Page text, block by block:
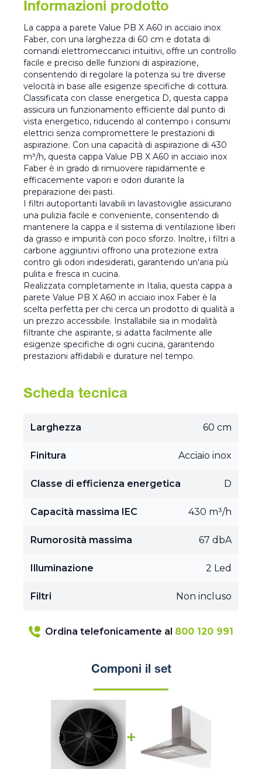
Informazioni prodotto
La cappa a parete Value PB X A60 in acciaio inox
Faber, con una larghezza di 60 cm e dotata di
comandi elettromeccanici intuitivi, offre un controllo
facile e preciso delle funzioni di aspirazione,
consentendo di regolare la potenza su tre diverse
velocità in base alle esigenze specifiche di cottura.
Classificata con classe energetica D, questa cappa
assicura un funzionamento efficiente dal punto di
vista energetico, riducendo al contempo i consumi
elettrici senza compromettere le prestazioni di
aspirazione. Con una capacità di aspirazione di 430
m³/h, questa cappa Value PB X A60 in acciaio inox
Faber è in grado di rimuovere rapidamente e
efficacemente vapori e odori durante la
preparazione dei pasti.
I filtri autoportanti lavabili in lavastoviglie assicurano
una pulizia facile e conveniente, consentendo di
mantenere la cappa e il sistema di ventilazione liberi
da grasso e impurità con poco sforzo. Inoltre, i filtri a
carbone aggiuntivi offrono una protezione extra
contro gli odori indesiderati, garantendo un'aria più
pulita e fresca in cucina.
Realizzata completamente in Italia, questa cappa a
parete Value PB X A60 in acciaio inox Faber è la
scelta perfetta per chi cerca un prodotto di qualità a
un prezzo accessibile. Installabile sia in modalità
filtrante che aspirante, si adatta facilmente alle
esigenze specifiche di ogni cucina, garantendo
prestazioni affidabili e durature nel tempo.
Scheda tecnica
Larghezza 60 cm
Finitura Acciaio inox
Classe di efficienza energetica D
Capacità massima IEC 430 m³/h
Rumorosità massima 67 dbA
Illuminazione 2 Led
Filtri Non incluso
Ordina telefonicamente al 800 120 991
Componi il set
+